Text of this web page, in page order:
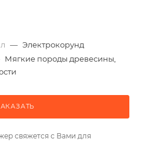
— Электрокорунд
Мягкие породы древесины,
свяжется с Вами для